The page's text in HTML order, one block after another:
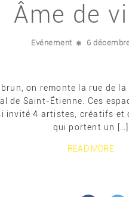
Âme de
Evénement 6
on remonte la rue de
de Saint-Étienne. Ces
invité 4 artistes, créatifs
qui portent un […]
READ MORE